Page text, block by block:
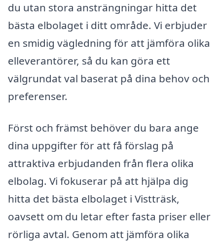
du utan stora ansträngningar hitta det
bästa elbolaget i ditt område. Vi erbjuder
en smidig vägledning för att jämföra olika
elleverantörer, så du kan göra ett
välgrundat val baserat på dina behov och
preferenser.
Först och främst behöver du bara ange
dina uppgifter för att få förslag på
attraktiva erbjudanden från flera olika
elbolag. Vi fokuserar på att hjälpa dig
hitta det bästa elbolaget i Vistträsk,
oavsett om du letar efter fasta priser eller
rörliga avtal. Genom att jämföra olika